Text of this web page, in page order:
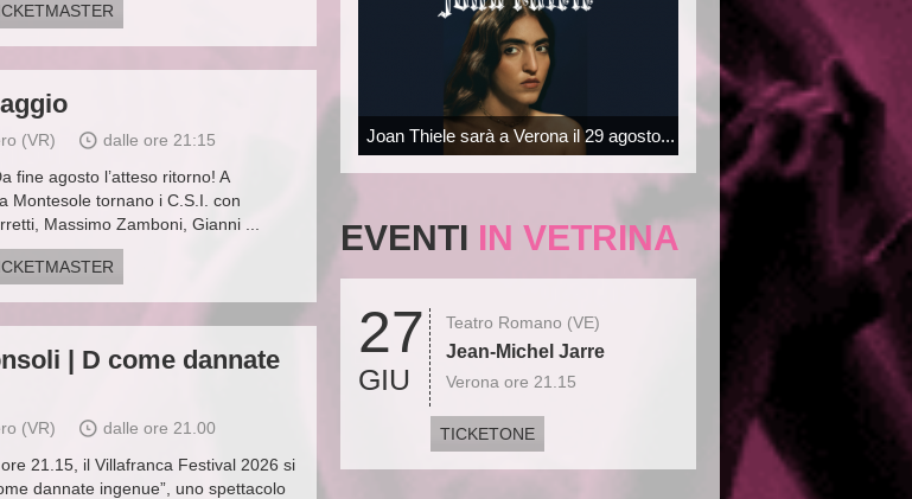
(VR)
dalle ore 21:15
fine agosto l’atteso ritorno! A
Montesole tornano i C.S.I. con
Massimo Zamboni, Gianni ...
| D come dannate
(VR)
dalle ore 21.00
21.15, il Villafranca Festival 2026 si
dannate ingenue”, uno spettacolo
Joan Thiele sarà a Verona il 29 agosto...
EVENTI IN VETRINA
27
GIU
Teatro Romano (VE)
Jean-Michel Jarre
Verona ore 21.15
TICKETONE